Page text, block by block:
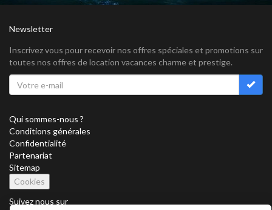
Newsletter
Inscrivez vous pour recevoir nos offres spéciales et promotions sur
toutes nos offres de location vacances charme et prestige.
Qui sommes-nous ?
Conditions générales
Confidentialité
Partenariat
Sitemap
Cookies
Suivez nous sur